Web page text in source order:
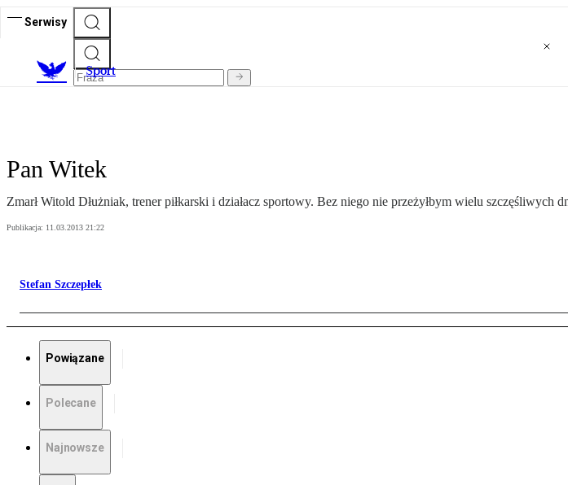
Serwisy
Sport
Pan Witek
Zmarł Witold Dłużniak, trener piłkarski i działacz sportowy. Bez niego nie przeżyłbym wielu szczęśliwych
Publikacja: 11.03.2013 21:22
Stefan Szczepłek
Powiązane
Polecane
Najnowsze